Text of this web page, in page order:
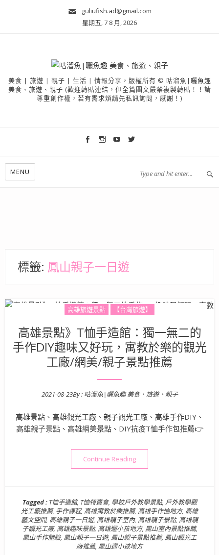
guliufish.ad@gmail.com
星期五, 7 8 月, 2026
美食 | 旅遊 | 親子 | 生活 | 情報分享，版權所有 © 咕溜魚|曬魚趣
美食、旅遊、親子 (歡迎轉貼連結，但全篇圖文嚴禁複製轉貼！！請
尊重創作權，若有需求煩請先私訊詢問，感謝！)
MENU
標籤: 鳳山親子一日遊
高雄旅遊景點 【台灣旅遊】
高雄景點》T恤手造館：獨一無二的
手作DIY趣味又好玩，寓教於樂的觀光
工廠/網美/親子景點推薦
Posted on
2021-08-23By : 咕溜魚|曬魚趣 美食、旅遊、親子
高雄景點、高雄觀光工廠、親子觀光工廠、高雄手作DIY、
高雄親子景點、高雄網美景點、DIY抗疫T恤手作包推薦👉
Continue Reading“高雄景點》T恤手造館：獨
Tagged : T恤手造館, T恤特賣會, 學校戶外教學景點, 戶外教學觀
光工廠推薦, 手作課程, 高雄寓教於樂推薦, 高雄手作恤地方, 高雄
藝文空間, 高雄親子一日遊, 高雄親子室內, 高雄親子景點, 高雄親
子觀光工廠, 高雄趣味景點, 高雄遛小孩地方, 鳳山室內景點推薦,
鳳山手作體驗, 鳳山親子一日遊, 鳳山親子景點推薦, 鳳山觀光工
廠推薦, 鳳山遛小孩地方